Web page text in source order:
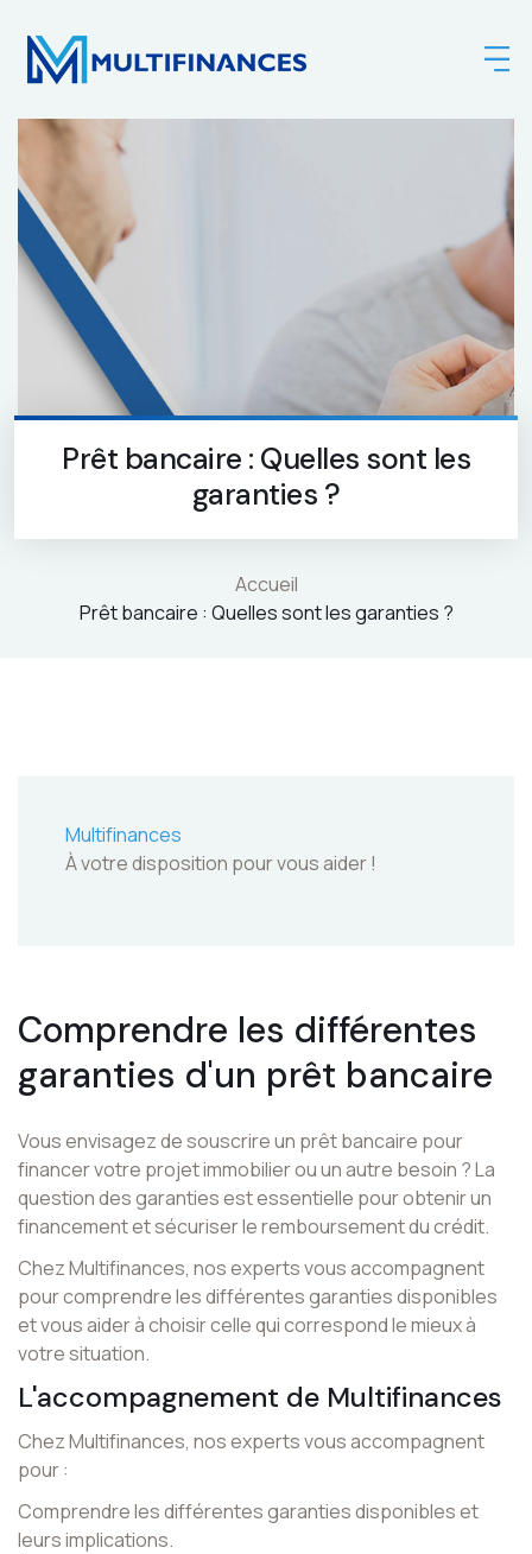
Prêt bancaire : Quelles sont les
garanties ?
Accueil
Prêt bancaire : Quelles sont les garanties ?
Multifinances
À votre disposition pour vous aider !
Comprendre les différentes
garanties d'un prêt bancaire
Vous envisagez de souscrire un prêt bancaire pour
financer votre projet immobilier ou un autre besoin ? La
question des garanties est essentielle pour obtenir un
financement et sécuriser le remboursement du crédit.
Chez Multifinances, nos experts vous accompagnent
pour comprendre les différentes garanties disponibles
et vous aider à choisir celle qui correspond le mieux à
votre situation.
L'accompagnement de Multifinances
Chez Multifinances, nos experts vous accompagnent
pour :
Comprendre les différentes garanties disponibles et
leurs implications.